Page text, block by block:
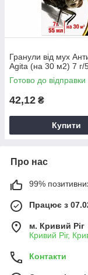
Гранули від мух
Agita (на 30 м2) 7 г/
Готово до відправки
42,12 ₴
Купити
Про нас
99%
Працює з
м. Кривий Ріг
Кривий Ріг,
Контакти